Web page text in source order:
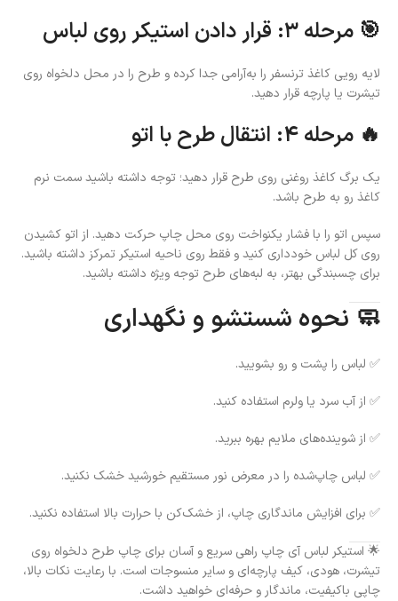
🎯 مرحله ۳: قرار دادن استیکر روی لباس
لایه رویی کاغذ ترنسفر را به‌آرامی جدا کرده و طرح را در محل دلخواه روی
تیشرت یا پارچه قرار دهید.
🔥 مرحله ۴: انتقال طرح با اتو
یک برگ کاغذ روغنی روی طرح قرار دهید؛ توجه داشته باشید سمت نرم
کاغذ رو به طرح باشد.
سپس اتو را با فشار یکنواخت روی محل چاپ حرکت دهید. از اتو کشیدن
روی کل لباس خودداری کنید و فقط روی ناحیه استیکر تمرکز داشته باشید.
برای چسبندگی بهتر، به لبه‌های طرح توجه ویژه داشته باشید.
🧼 نحوه شستشو و نگهداری
✅ لباس را پشت و رو بشویید.
✅ از آب سرد یا ولرم استفاده کنید.
✅ از شوینده‌های ملایم بهره ببرید.
✅ لباس چاپ‌شده را در معرض نور مستقیم خورشید خشک نکنید.
✅ برای افزایش ماندگاری چاپ، از خشک‌کن با حرارت بالا استفاده نکنید.
🌟 استیکر لباس آی چاپ راهی سریع و آسان برای چاپ طرح دلخواه روی
تیشرت، هودی، کیف پارچه‌ای و سایر منسوجات است. با رعایت نکات بالا،
چاپی باکیفیت، ماندگار و حرفه‌ای خواهید داشت.